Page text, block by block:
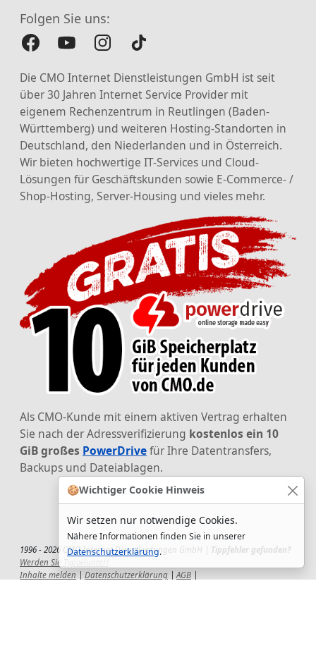
🍪Wichtiger Cookie Hinweis
Wir setzen nur notwendige Cookies.
Nähere Informationen finden Sie in unserer
Datenschutzerklärung.
Folgen Sie uns:
Die CMO Internet Dienstleistungen GmbH ist seit
über 30 Jahren Internet Service Provider mit
eigenem Rechenzentrum in Reutlingen (Baden-
Württemberg) und weiteren Hosting-Standorten in
Deutschland, den Niederlanden und in Österreich.
Wir bieten hochwertige IT-Services und Cloud-
Lösungen für Geschäftskunden sowie E-Commerce- /
Shop-Hosting, Server-Housing und vieles mehr.
Als CMO-Kunde mit einem aktiven Vertrag erhalten
Sie nach der Adressverifizierung kostenlos ein 10
GiB großes PowerDrivefür Ihre Datentransfers,
Backups und Dateiablagen.
1996 - 2026 CMO Internet Dienstleistungen GmbH | Tippfehler gefunden?
Werden Sie TypoHunter!
Inhalte melden
Datenschutzerklärung AGB